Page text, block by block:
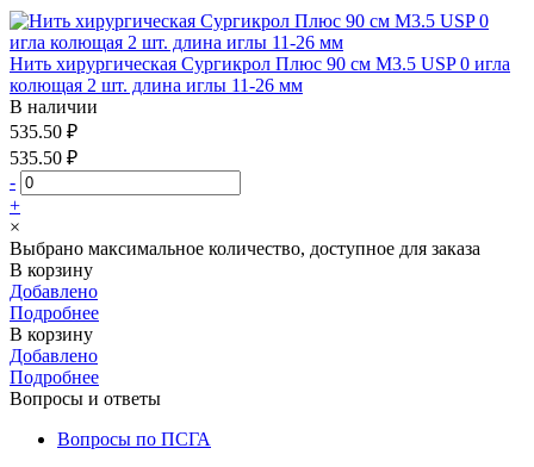
Нить хирургическая Сургикрол Плюс 90 см М3.5 USP 0 игла
колющая 2 шт. длина иглы 11-26 мм
В наличии
535.50 ₽
535.50 ₽
-
+
×
Выбрано максимальное количество, доступное для заказа
В корзину
Добавлено
Подробнее
В корзину
Добавлено
Подробнее
Вопросы и ответы
Вопросы по ПСГА